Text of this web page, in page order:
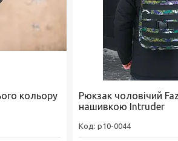
кольору
Рюкзак чоловічий
нашивкою Intruder
p10-0044